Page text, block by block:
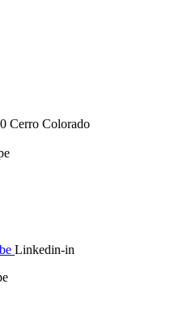
Cerro Colorado
Linkedin-in